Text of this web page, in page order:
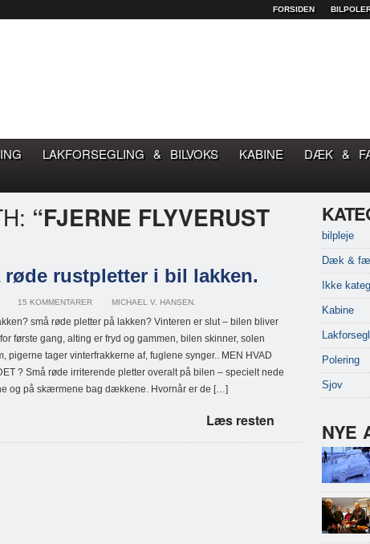
FORSIDEN
LAKFORSEGLING & BILVOKS KABINE DÆK &
“FJERNE FLYVERUST
rustpletter i bil lakken.
15 KOMMENTARER MICHAEL V. HANSEN.
små røde pletter på lakken? Vinteren er slut – bilen bliver
første gang, alting er fryd og gammen, bilen skinner, solen
pigerne tager vinterfrakkerne af, fuglene synger.. MEN HVAD
? Små røde irriterende pletter overalt på bilen – specielt nede
og på skærmene bag dækkene. Hvornår er de […]
Læs resten
bilpleje
Dæk &
Ikke
Kabine
Polering
Sjov
NYE